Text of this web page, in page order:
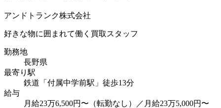
アンドトランク株式会社
好きな物に囲まれて働く買取スタッフ
勤務地
長野県
最寄り駅
鉄道「付属中学前駅」徒歩13分
給与
月給23万6,500円〜（転勤なし）／月給23万5,000円〜